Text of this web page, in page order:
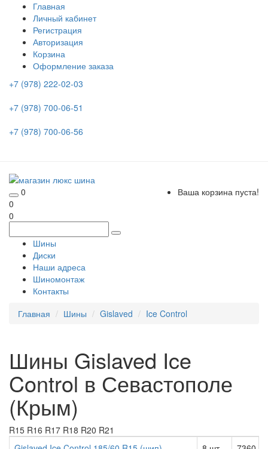
Главная
Личный кабинет
Регистрация
Авторизация
Корзина
Оформление заказа
+7 (978) 222-02-03
+7 (978) 700-06-51
+7 (978) 700-06-56
0
Ваша корзина пуста!
0
0
Шины
Диски
Наши адреса
Шиномонтаж
Контакты
Главная
Шины Gislaved Ice Control
Шины Gislaved Ice
Control в Севастополе
(Крым)
R15 R16 R17 R18 R20 R21